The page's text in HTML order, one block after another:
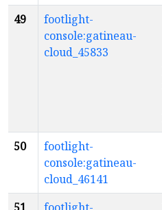
49
footlight-
console:gatineau-
cloud_45833
50
footlight-
console:gatineau-
cloud_46141